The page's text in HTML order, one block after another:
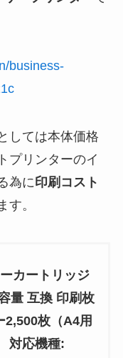
business-
しては本体価格
プリンターのイ
為に印刷コスト
す。
カートリッジ
量 互換 印刷枚
2,500枚（A4用
対応機種: